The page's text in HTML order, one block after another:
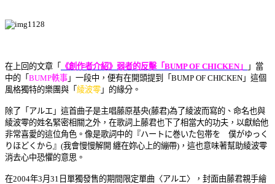
在上回的文章「 《創作者介紹》弱者的反擊「BUMP OF CHICKEN」
」當
中的「 BUMP軼事 」一段中，便有在開頭提到「BUMP OF CHICKEN」這個
風格獨特的樂團與「 綾波零 」的緣分。
除了「アルエ」這首曲子是主唱藤原基央(藤君)為了綾波而寫的、命名也與
綾波零的姓名緊密相關之外，在歌詞上藤君也下了相當大的功夫，以獻給他
非常喜愛的這位角色。像是歌詞中的『ハートに巻いた包帯を 僕がゆっく
りほどくから』(我會慢慢解開 纏在妳心上的繃帶)，這也意味著幫助綾波零
消去心中恐懼的意思。
在2004年3月31日單獨發售的期間限定單曲〈アルエ〉，封面由藤君親手繪